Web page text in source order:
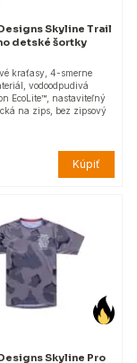
Skyline Trail
detské šortky
kraťasy, 4-smerne
vodoodpudivá
EcoLite™, nastaviteľný
na zips, bez zipsový
Kúpiť
Skyline Pro